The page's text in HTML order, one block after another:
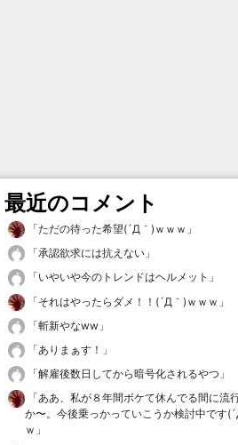
最近のコメント
「ただの待った希望(´Д｀)ｗｗｗ 」
「承認欲求には抗えない 」
「いやいや今のトレンドはヘルメット 」
「それはやったらダメ！！(´Д｀)ｗｗｗ 」
「斬新やなww 」
「ありまぁす！ 」
「解雇後数日してから暗号化されるやつ 」
「ああ、私が８年間ボケて休んでる間に流
か〜。今後乗っかっていこうか検討中です
ｗ 」